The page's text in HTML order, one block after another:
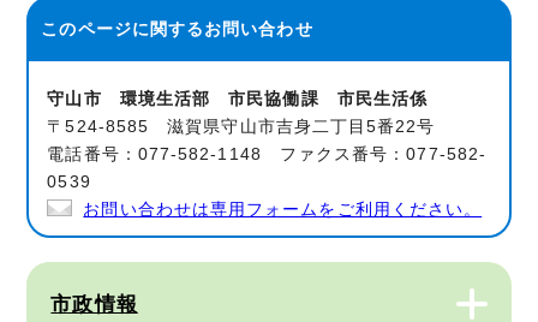
このページに関するお問い合わせ
守山市 環境生活部 市民協働課 市民生活係
〒524-8585 滋賀県守山市吉身二丁目5番22号
電話番号：077-582-1148 ファクス番号：077-582-
0539
お問い合わせは専用フォームをご利用ください。
市政情報